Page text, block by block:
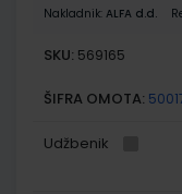
Nakladnik: ALFA d.d.
SKU: 569165
ŠIFRA OMOTA:
Udžbenik